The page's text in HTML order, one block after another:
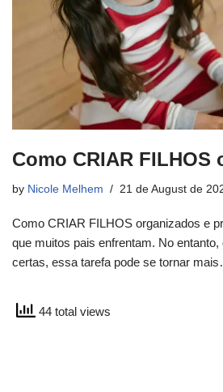
Como CRIAR FILHOS
by Nicole Melhem 21 de August de
Como CRIAR FILHOS organizados e
que muitos pais enfrentam. No
certas, essa tarefa pode se tornar
44 total views